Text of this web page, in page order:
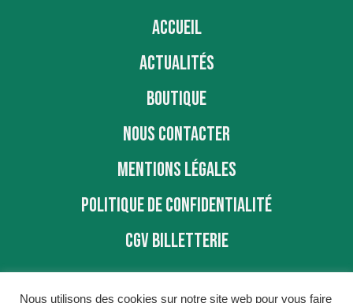
ACCUEIL
ACTUALITÉS
BOUTIQUE
NOUS CONTACTER
MENTIONS LÉGALES
POLITIQUE DE CONFIDENTIALITÉ
CGV BILLETTERIE
Nous utilisons des cookies sur notre site web pour vous faire